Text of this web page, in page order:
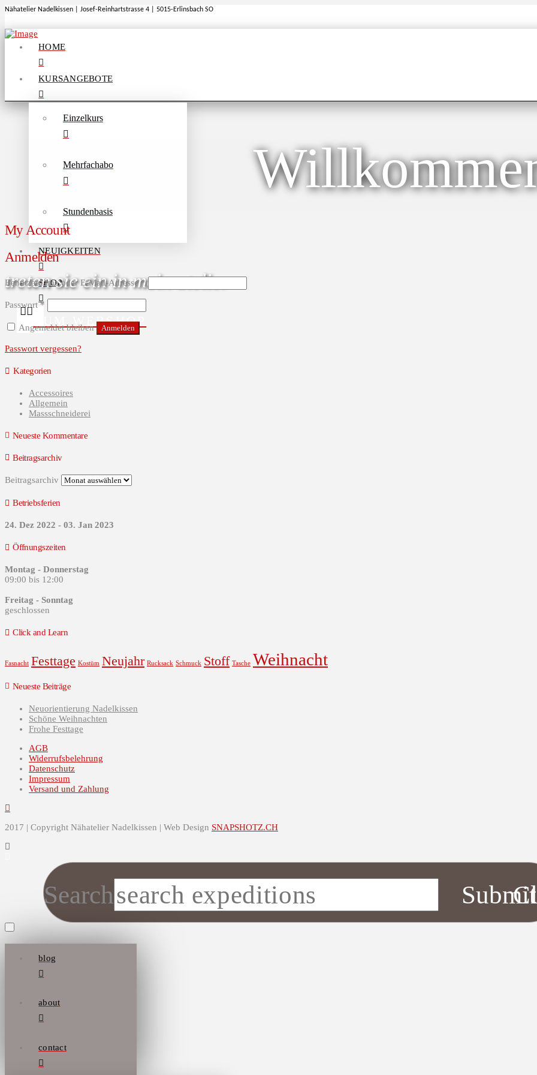
Nähatelier Nadelkissen | Josef-Reinhartstrasse 4 | 5015-Erlinsbach SO
HOME
KURSANGEBOTE
Einzelkurs
Mehrfachabo
Stundenbasis
NEUIGKEITEN
SHOP
treten sie ein in mein atelier
ZUM WEBSHOP
My Account
Anmelden
Benutzername oder E-Mail-Adresse*
Passwort*
Angemeldet bleiben Anmelden
Passwort vergessen?
Kategorien
Accessoires
Allgemein
Massschneiderei
Neueste Kommentare
Beitragsarchiv
Beitragsarchiv
Betriebsferien
24. Dez 2022 - 03. Jan 2023
Öffnungszeiten
Montag - Donnerstag
09:00 bis 12:00
Freitag - Sonntag
geschlossen
Click and Learn
Fasnacht Festtage Kostüm Neujahr Rucksack Schmuck Stoff Tasche Weihnacht
Neueste Beiträge
Neuorientierung Nadelkissen
Schöne Weihnachten
Frohe Festtage
AGB
Widerrufsbelehrung
Datenschutz
Impressum
Versand und Zahlung
2017 | Copyright Nähatelier Nadelkissen | Web Design SNAPSHOTZ.CH
Search Submit
blog
about
contact